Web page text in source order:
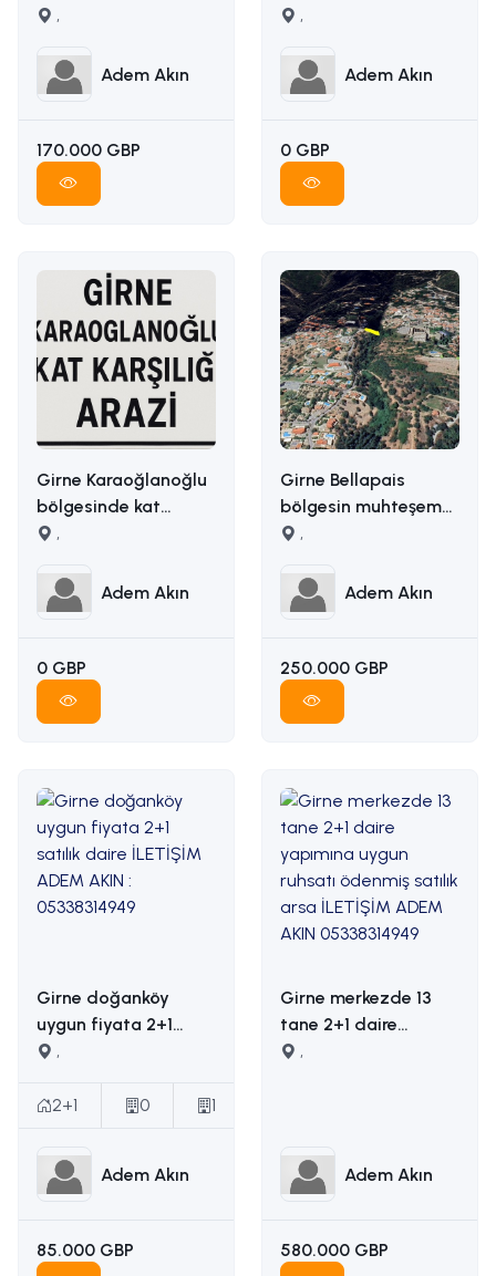
satilik arsa İLETİŞİM
05338314949
,
Adem Akın
170.000 GBP
karşılığı arazi
05338314949
,
Adem Akın
0 GBP
Girne Karaoğlanoğlu
bölgesinde kat
karşılığı arazi
05338314949
,
Adem Akın
0 GBP
Girne Bellapais
bölgesin muhteşem
manzaralı satılık arsa
05338314949
,
Adem Akın
250.000 GBP
Girne doğanköy
uygun fiyata 2+1
satılık daire İLETİŞİM
05338314949
,
2+1 0 1
Adem Akın
85.000 GBP
Girne merkezde 13
tane 2+1 daire
yapımına uygun
05338314949
,
Adem Akın
580.000 GBP